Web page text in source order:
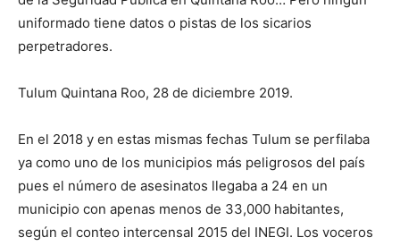
uniformado tiene datos o pistas de los sicarios
perpetradores.
Tulum Quintana Roo, 28 de diciembre 2019.
En el 2018 y en estas mismas fechas Tulum se perfilaba
ya como uno de los municipios más peligrosos del país
pues el número de asesinatos llegaba a 24 en un
municipio con apenas menos de 33,000 habitantes,
según el conteo intercensal 2015 del INEGI. Los voceros